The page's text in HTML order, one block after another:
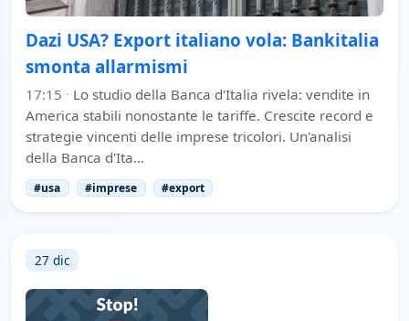
Dazi USA? Export italiano vola: Bankitalia
smonta allarmismi
17:15 · Lo studio della Banca d'Italia rivela: vendite in
America stabili nonostante le tariffe. Crescite record e
strategie vincenti delle imprese tricolori. Un'analisi
della Banca d'Ita…
#usa #imprese #export
27 dic